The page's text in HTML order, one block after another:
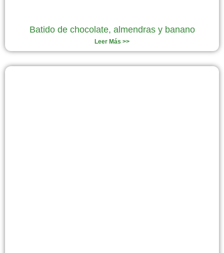
Batido de chocolate, almendras y banano
Leer Más >>